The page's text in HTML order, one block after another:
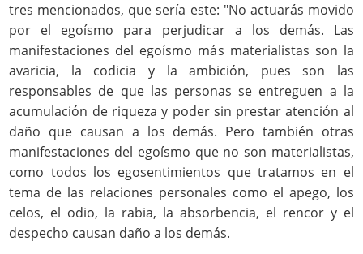
tres mencionados, que sería este: "No actuarás movido
por el egoísmo para perjudicar a los demás. Las
manifestaciones del egoísmo más materialistas son la
avaricia, la codicia y la ambición, pues son las
responsables de que las personas se entreguen a la
acumulación de riqueza y poder sin prestar atención al
daño que causan a los demás. Pero también otras
manifestaciones del egoísmo que no son materialistas,
como todos los egosentimientos que tratamos en el
tema de las relaciones personales como el apego, los
celos, el odio, la rabia, la absorbencia, el rencor y el
despecho causan daño a los demás.